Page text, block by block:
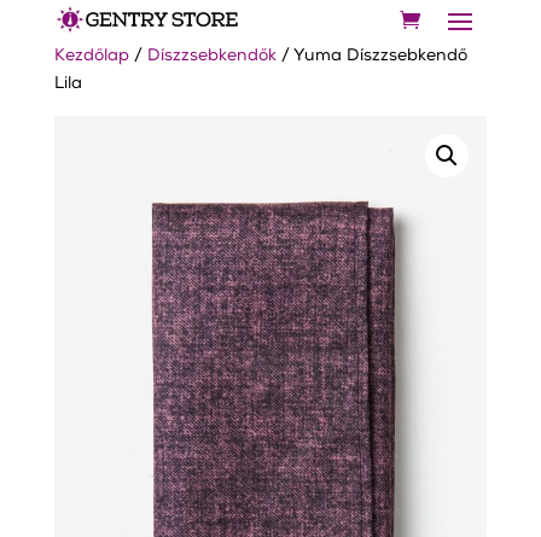
Kezdőlap/ Díszzsebkendők/ Yuma Díszzsebkendő
Lila